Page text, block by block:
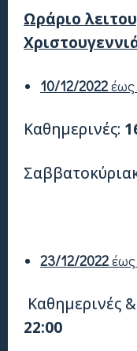
Ωράριο
10/12/2022έως
Καθημερινές:
23/12/2022έως
Καθημερινές
22:00